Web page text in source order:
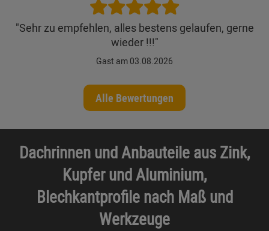
"Sehr zu empfehlen, alles bestens gelaufen, gerne
wieder !!!"
Gast am 03.08.2026
Alle Bewertungen
Dachrinnen und Anbauteile aus Zink,
Kupfer und Aluminium,
Blechkantprofile nach Maß und
Werkzeuge